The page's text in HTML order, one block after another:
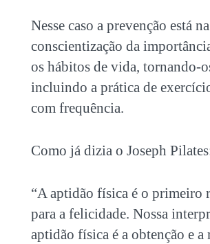
Nesse caso a prevenção está na
conscientização da
os hábitos de vida, tornando-
incluindo a prática de
com frequência.
Como já dizia o Joseph
“A aptidão física é o primeiro
para a felicidade. Nossa
aptidão física é a obtenção e a